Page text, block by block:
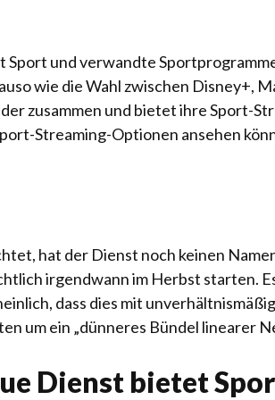
Sport und verwandte
wie die Wahl zwischen Disney+,
zusammen und bietet ihre Sport-
Streaming-Optionen ansehen
hat der Dienst noch keinen
irgendwann im Herbst starten.
dass dies mit
um ein „dünneres Bündel linearer
Dienst bietet